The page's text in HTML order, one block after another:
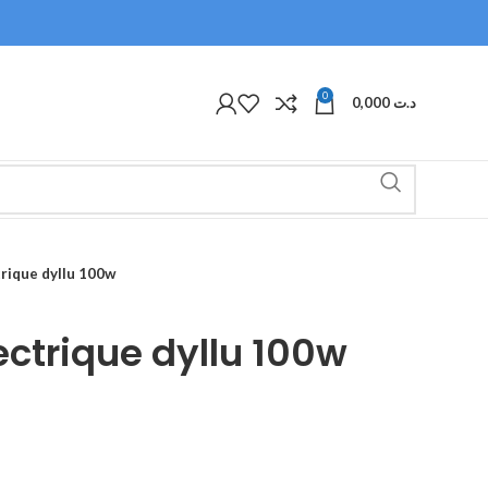
0 د.ت
dyllu 100w
dyllu 100w